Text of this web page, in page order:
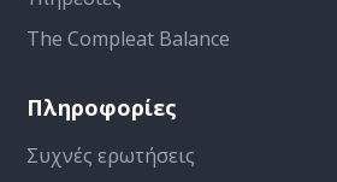
The Compleat Balance
Πληροφορίες
Συχνές ερωτήσεις